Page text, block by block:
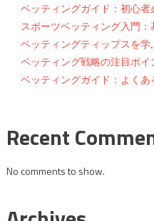
ベッティングガイド：初心者
スポーツベッティング入門
ベッティングティップスを
ベッティング戦略の注目ポ
ベッティングガイド：よくあ
Recent
No comments to show.